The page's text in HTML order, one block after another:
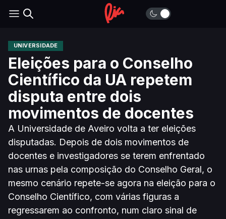
UNIVERSIDADE
Eleições para o Conselho
Científico da UA repetem
disputa entre dois
movimentos de docentes
A Universidade de Aveiro volta a ter eleições
disputadas. Depois de dois movimentos de
docentes e investigadores se terem enfrentado
nas urnas pela composição do Conselho Geral, o
mesmo cenário repete-se agora na eleição para o
Conselho Científico, com várias figuras a
regressarem ao confronto, num claro sinal de